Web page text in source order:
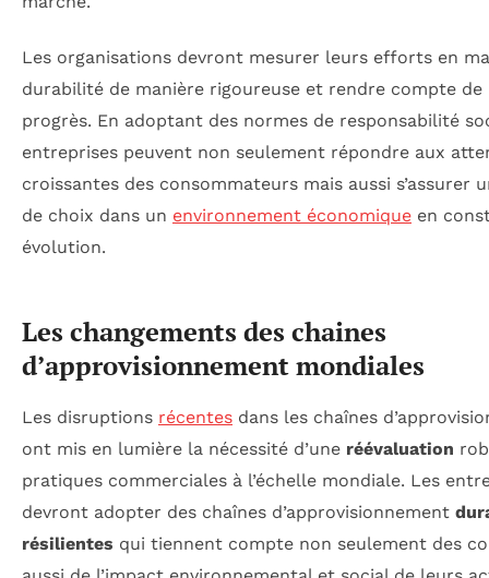
Les organisations devront mesurer leurs efforts en
durabilité de manière rigoureuse et rendre compte de
progrès. En adoptant des normes de responsabilité
entreprises peuvent non seulement répondre aux
croissantes des consommateurs mais aussi s’assurer
de choix dans un environnement économique en
évolution.
Les changements des chaines
d’approvisionnement mondiales
Les disruptions récentes dans les chaînes
ont mis en lumière la nécessité d’une réévaluation
pratiques commerciales à l’échelle mondiale. Les
devront adopter des chaînes d’approvisionnement
résilientes qui tiennent compte non seulement des